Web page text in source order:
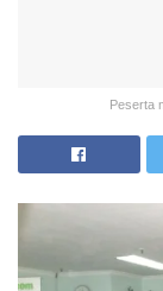
Peserta